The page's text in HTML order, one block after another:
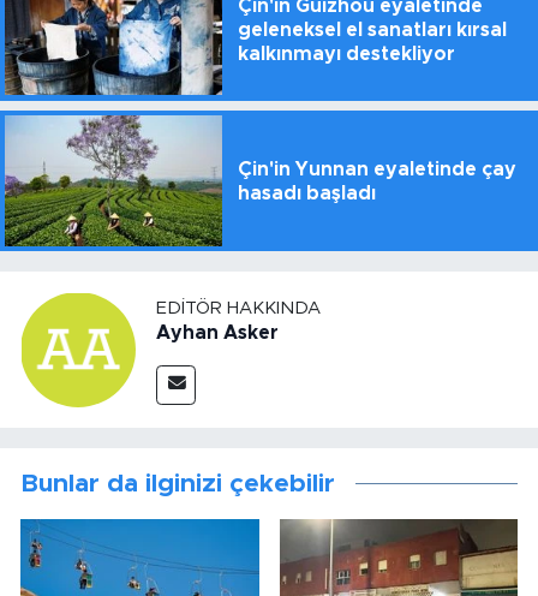
Çin'in Guizhou eyaletinde
geleneksel el sanatları kırsal
kalkınmayı destekliyor
Çin'in Yunnan eyaletinde çay
hasadı başladı
EDITÖR HAKKINDA
Ayhan Asker
Bunlar da ilginizi çekebilir